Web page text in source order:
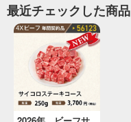
最近チェックした商品